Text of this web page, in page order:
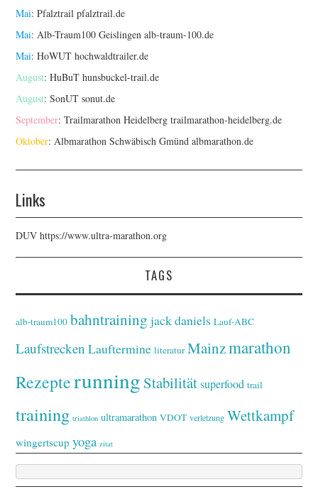
Mai: Pfalztrailpfalztrail.de
Mai: Alb-Traum100 Geislingenalb-traum-100.de
Mai: HoWUThochwaldtrailer.de
August: HuBuThunsbuckel-trail.de
August: SonUTsonut.de
September: Trailmarathon Heidelbergtrailmarathon-heidelberg.de
Oktober: Albmarathon Schwäbisch Gmündalbmarathon.de
Links
DUVhttps://www.ultra-marathon.org
TAGS
alb-traum100 bahntraining jack daniels Lauf-ABC
Laufstrecken Lauftermine literatur Mainzmarathon
Rezepterunning Stabilität superfood trail
training triathlon ultramarathon VDOT verletzung Wettkampf
wingertscup yoga zitat